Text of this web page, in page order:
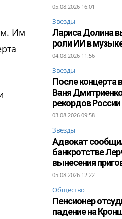
Им
05.08.2026 16:01
Звезды
Лариса Долина
роли ИИ в
04.08.2026 11:56
Звезды
После концерта
Ваня
рекордов России
03.08.2026 09:58
Звезды
Адвокат
банкротстве
вынесения
05.08.2026 12:22
Общество
Пенсионер
падение на